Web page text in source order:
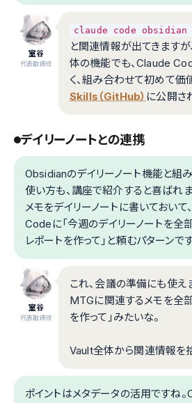
室谷
代表取締役
claude code
と関連情報が出てきます
体の機能でも、Claude
く、組み合わせて初めて価
Skills（GitHub） に公開さ
デイリーノートとの連携
Obsidianのデイリーノート機能と組
使い方も、講座で紹介すると喜ばれ
メモをデイリーノートに書いておいて
Codeに「今週のデイリーノートを全
レポートを作って」と頼むパターンです
室谷
代表取締役
これ、会議の準備にも使え
MTGに関連するメモを全
を作って」みたいな。
Vault全体から関連情報を拾
ポイントはメタデータの活用ですね